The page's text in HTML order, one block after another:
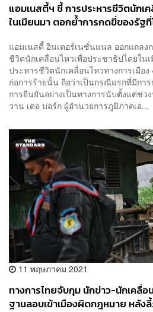
แอมเนสตี้ฯ ชี้ การประหารชีวิตนักเ
ในเมียนมา ตอกย้ำการกดขี่ของรัฐ
แอมเนสตี้ อินเตอร์เนชั่นแนล ออกแถล
ชีวิตนักเคลื่อนไหวเพื่อประชาธิปไตยใน
ประหารชีวิตนักเคลื่อนไหวทางการเมือ
ก่อการร้ายนั้น ถือว่าเป็นกรณีแรกที่มีกา
การยืนยันอย่างเป็นทางการนับตั้งแต่ช่
วาน เดอ บอร์ก ผู้อำนวยการภูมิภาคเอ...
11 พฤษภาคม 2021
ทางการไทยจับกุม นักข่าว-นักเคลื่อ
ฐานลอบเข้าเมืองผิดกฎหมาย หลัง